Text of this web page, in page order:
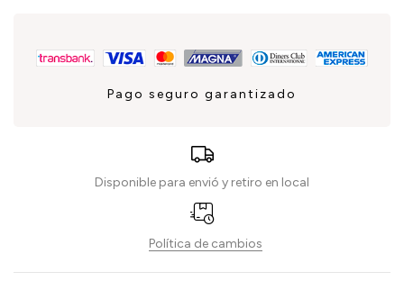
Pago seguro garantizado
Disponible para envió y retiro en local
Política de cambios